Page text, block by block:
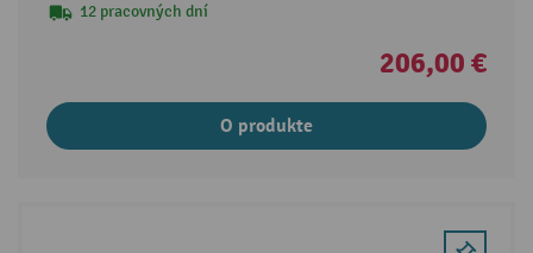
12 pracovných dní
206,00 €
O produkte